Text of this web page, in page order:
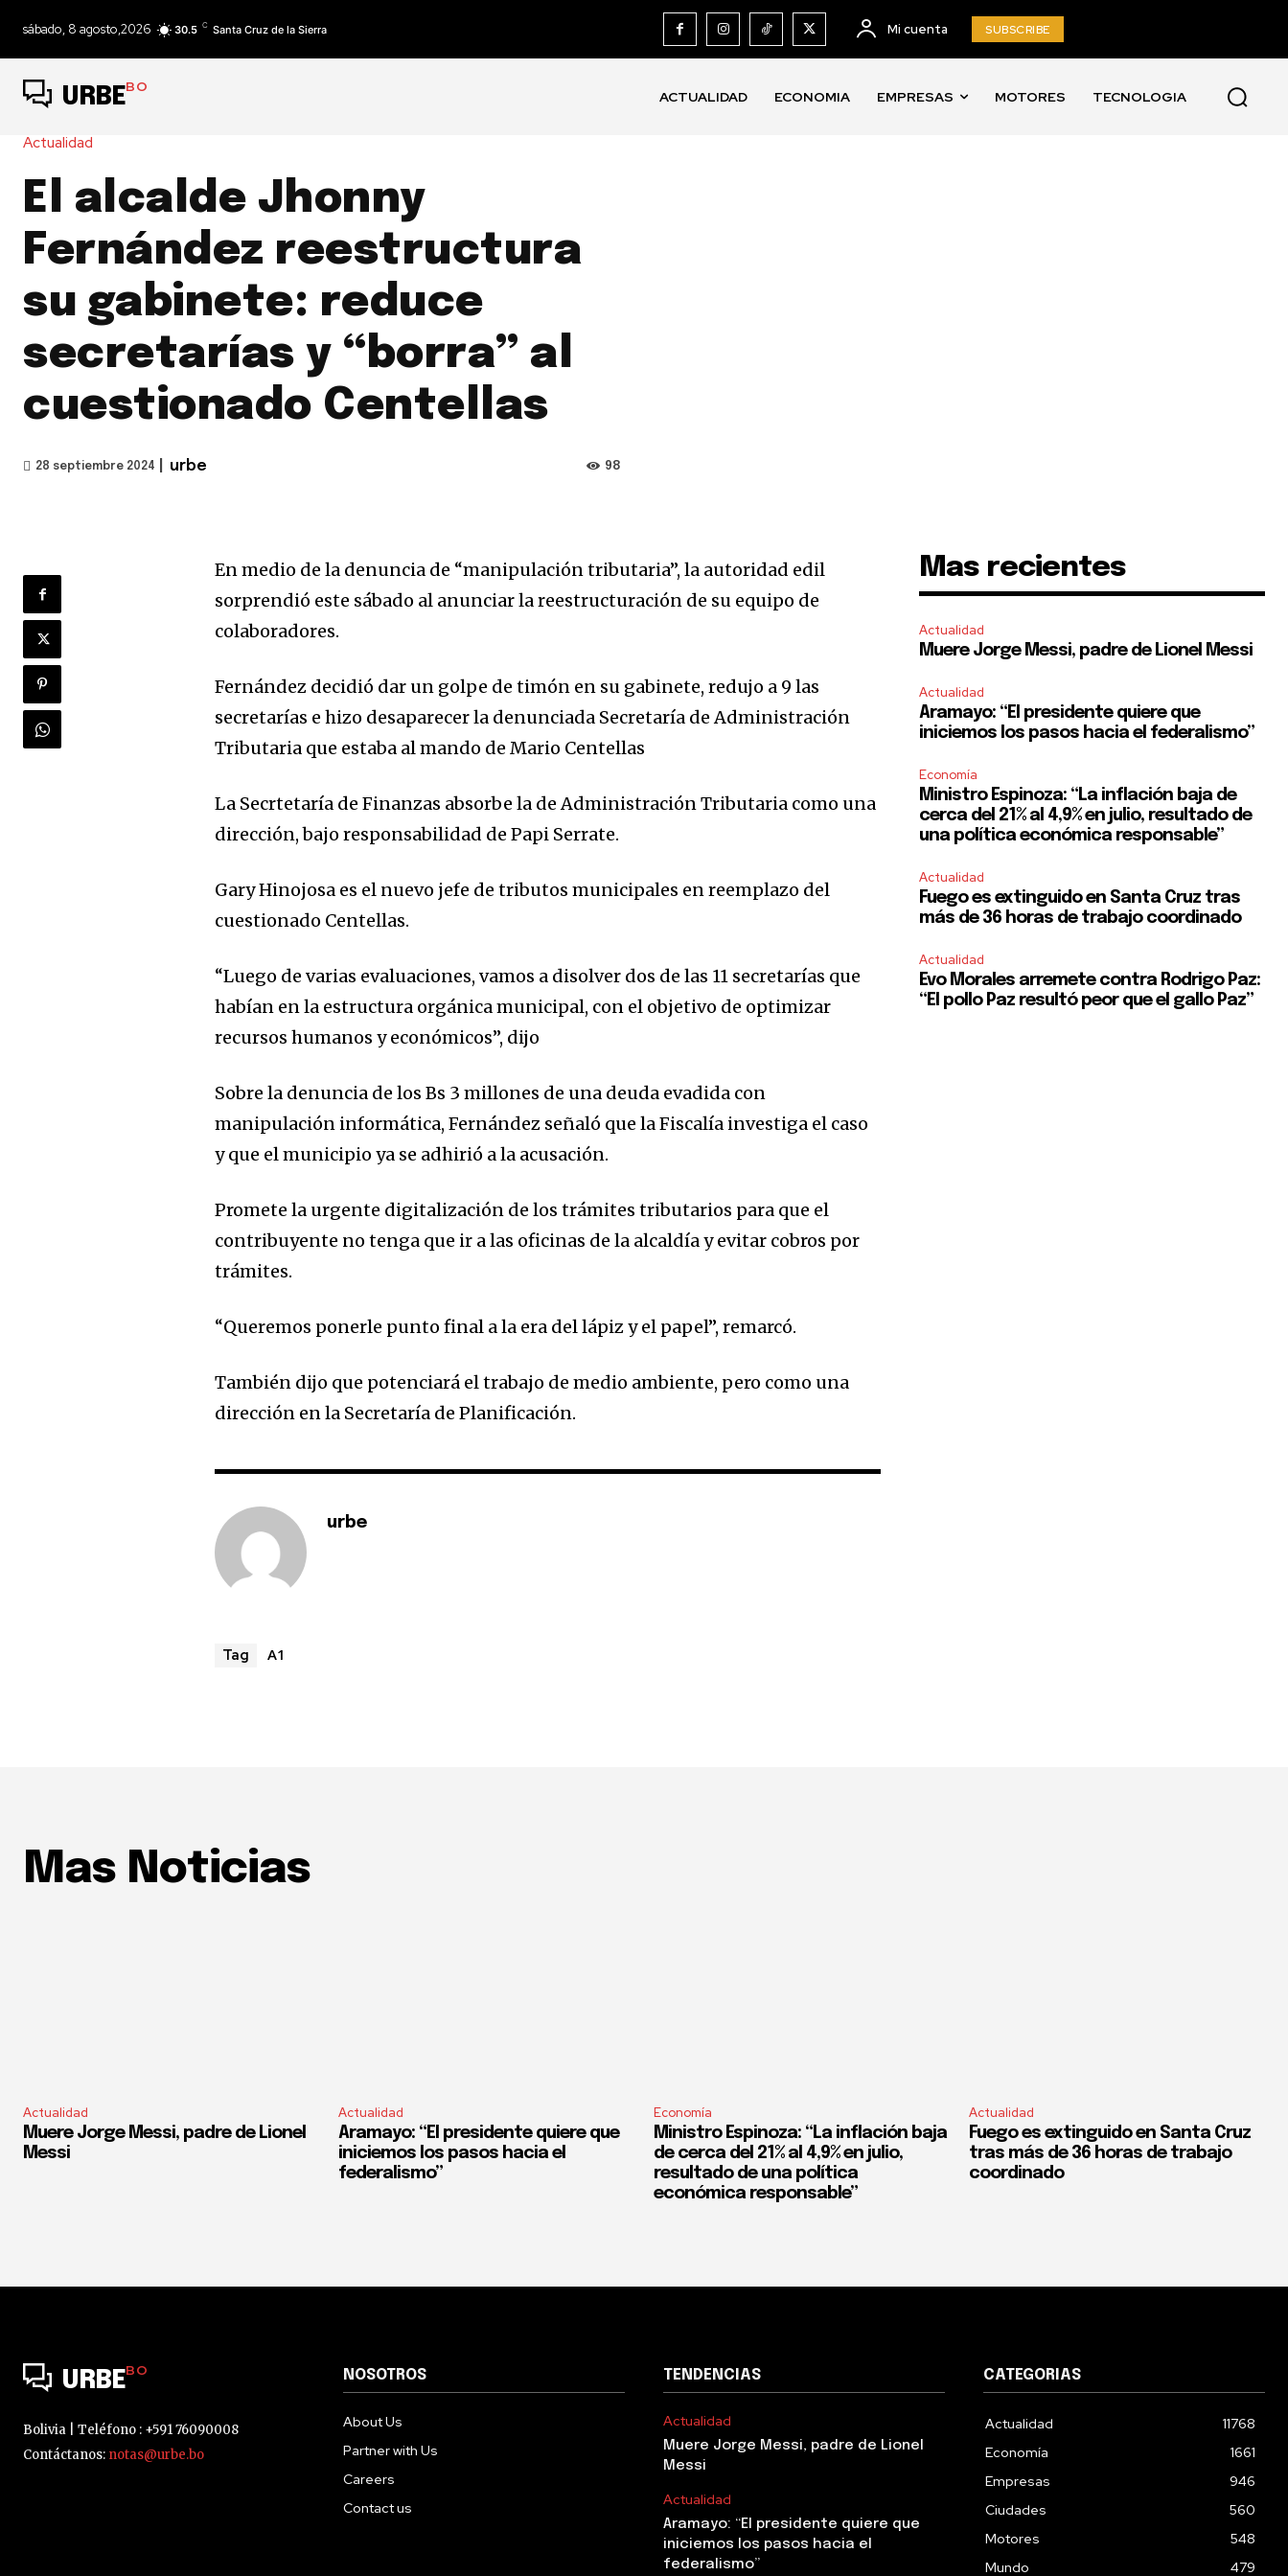
sábado, 8 agosto,2026 30.5 C Santa Cruz de la Sierra Mi cuenta SUBSCRIBE
URBEBO
ACTUALIDAD ECONOMIA EMPRESAS MOTORES TECNOLOGIA
Actualidad
El alcalde Jhonny
Fernández reestructura
su gabinete: reduce
secretarías y “borra” al
cuestionado Centellas
28 septiembre 2024 urbe 98
En medio de la denuncia de “manipulación tributaria”, la autoridad edil
sorprendió este sábado al anunciar la reestructuración de su equipo de
colaboradores.
Fernández decidió dar un golpe de timón en su gabinete, redujo a 9 las
secretarías e hizo desaparecer la denunciada Secretaría de Administración
Tributaria que estaba al mando de Mario Centellas
La Secrtetaría de Finanzas absorbe la de Administración Tributaria como una
dirección, bajo responsabilidad de Papi Serrate.
Gary Hinojosa es el nuevo jefe de tributos municipales en reemplazo del
cuestionado Centellas.
“Luego de varias evaluaciones, vamos a disolver dos de las 11 secretarías que
habían en la estructura orgánica municipal, con el objetivo de optimizar
recursos humanos y económicos”, dijo
Sobre la denuncia de los Bs 3 millones de una deuda evadida con
manipulación informática, Fernández señaló que la Fiscalía investiga el caso
y que el municipio ya se adhirió a la acusación.
Promete la urgente digitalización de los trámites tributarios para que el
contribuyente no tenga que ir a las oficinas de la alcaldía y evitar cobros por
trámites.
“Queremos ponerle punto final a la era del lápiz y el papel”, remarcó.
También dijo que potenciará el trabajo de medio ambiente, pero como una
dirección en la Secretaría de Planificación.
urbe
Tag A1
Mas recientes
Actualidad
Muere Jorge Messi, padre de Lionel Messi
Actualidad
Aramayo: “El presidente quiere que
iniciemos los pasos hacia el federalismo”
Economía
Ministro Espinoza: “La inflación baja de
cerca del 21% al 4,9% en julio, resultado de
una política económica responsable”
Actualidad
Fuego es extinguido en Santa Cruz tras
más de 36 horas de trabajo coordinado
Actualidad
Evo Morales arremete contra Rodrigo Paz:
“El pollo Paz resultó peor que el gallo Paz”
Mas Noticias
Actualidad
Muere Jorge Messi, padre de Lionel
Messi
Actualidad
Aramayo: “El presidente quiere que
iniciemos los pasos hacia el
federalismo”
Economía
Ministro Espinoza: “La inflación baja
de cerca del 21% al 4,9% en julio,
resultado de una política
económica responsable”
Actualidad
Fuego es extinguido en Santa Cruz
tras más de 36 horas de trabajo
coordinado
URBEBO
Bolivia | Teléfono : +591 76090008
Contáctanos: notas@urbe.bo
NOSOTROS
About Us
Partner with Us
Careers
Contact us
TENDENCIAS
Actualidad
Muere Jorge Messi, padre de Lionel
Messi
Actualidad
Aramayo: “El presidente quiere que
iniciemos los pasos hacia el
federalismo”
CATEGORIAS
Actualidad
11768
Economía
1661
Empresas
946
Ciudades
560
Motores
548
Mundo
479